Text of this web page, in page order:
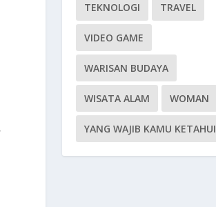
TEKNOLOGI TRAVEL
VIDEO GAME
WARISAN BUDAYA
WISATA ALAM WOMAN
YANG WAJIB KAMU KETAHUI